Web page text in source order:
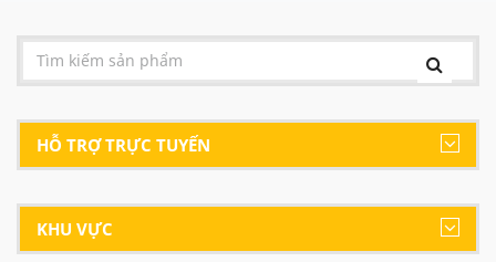
HỖ TRỢ TRỰC TUYẾN
KHU VỰC